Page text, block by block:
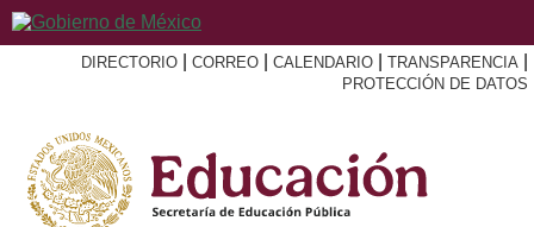
DIRECTORIO CORREO CALENDARIO TRANSPARENCIA
PROTECCIÓN DE DATOS